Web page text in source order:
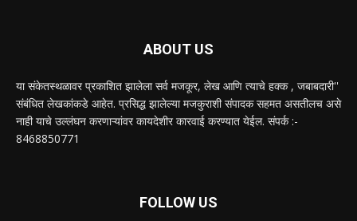
ABOUT US
या संकेतस्थळावर प्रकाशित झालेला सर्व मजकूर, लेख आणि त्याचे हक्क , जबाबदारी''
संबंधित लेखकांकडे आहेत. प्रसिद्ध झालेल्या मजकुराशी संपादक सहमत असतीलच असे
नाही याचे उल्लंघन करणाऱ्यांवर कायदेशीर कारवाई करण्यात येईल. संपर्क :-
8468850771
FOLLOW US